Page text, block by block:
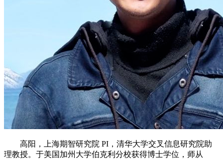
高阳，上海期智研究院 PI，清华大学交叉信息研究院助
理教授。于美国加州大学伯克利分校获得博士学位，师从